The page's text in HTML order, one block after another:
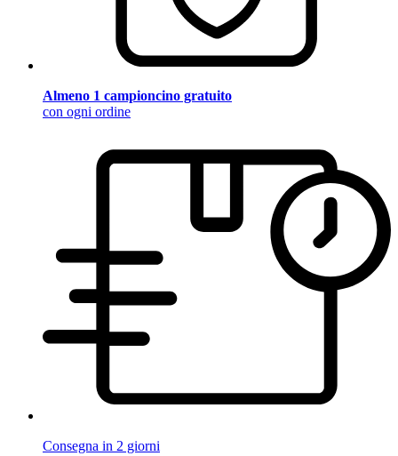
Almeno 1 campioncino gratuito
con ogni ordine
Consegna in 2 giorni